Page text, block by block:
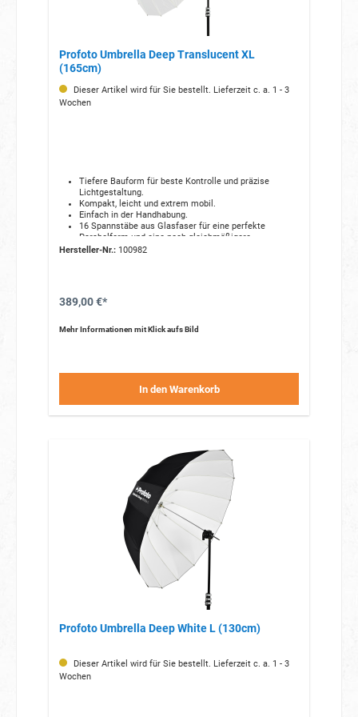
Profoto Umbrella Deep Translucent XL
(165cm)
Dieser Artikel wird für Sie bestellt. Lieferzeit c. a. 1 - 3
Wochen
Tiefere Bauform für beste Kontrolle und präzise
Lichtgestaltung.
Kompakt, leicht und extrem mobil.
Einfach in der Handhabung.
16 Spannstäbe aus Glasfaser für eine perfekte
Parabolform und eine noch gleichmäßigere
Lichtstreuung.
Mit einem optionalen Backpanel verwandeln Sie Ihren
Geliefert wird er in einer gelabelten Tasche, die den
Hersteller-Nr.:100982
389,00 €*
Mehr Informationen mit Klick aufs Bild
In den Warenkorb
Profoto Umbrella Deep White L (130cm)
Dieser Artikel wird für Sie bestellt. Lieferzeit c. a. 1 - 3
Wochen